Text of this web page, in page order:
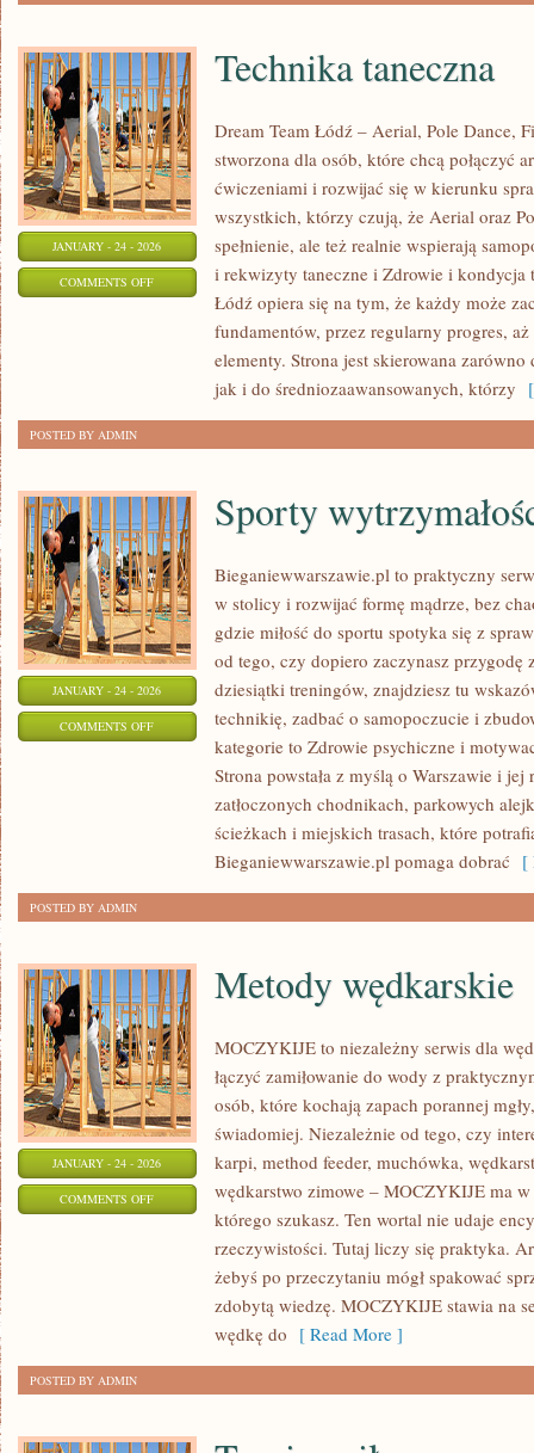
JANUARY - 24 - 2026
COMMENTS OFFON
TANECZNA
Technika taneczna
Dream Team Łódź – Aerial, Pole Dance,
stworzona dla osób, które chcą połączyć
ćwiczeniami i rozwijać się w kierunku
wszystkich, którzy czują, że Aerial oraz
spełnienie, ale też realnie wspierają
i rekwizyty taneczne i Zdrowie i kondycja
Łódź opiera się na tym, że każdy może
fundamentów, przez regularny progres,
elementy. Strona jest skierowana
jak i do średniozaawansowanych, którzy
POSTED BY ADMIN
JANUARY - 24 - 2026
COMMENTS OFFON
WYTRZYMAŁOŚCIOWE
Sporty
Bieganiewwarszawie.pl to praktyczny
w stolicy i rozwijać formę mądrze, bez
gdzie miłość do sportu spotyka się z
od tego, czy dopiero zaczynasz przygodę
dziesiątki treningów, znajdziesz tu
technikię, zadbać o samopoczucie i
kategorie to Zdrowie psychiczne i
Strona powstała z myślą o Warszawie i
zatłoczonych chodnikach, parkowych
ścieżkach i miejskich trasach, które
Bieganiewwarszawie.pl pomaga dobrać [
POSTED BY ADMIN
JANUARY - 24 - 2026
COMMENTS OFFON
WĘDKARSKIE
Metody wędkarskie
MOCZYKIJE to niezależny serwis dla
łączyć zamiłowanie do wody z
osób, które kochają zapach porannej
świadomiej. Niezależnie od tego, czy
karpi, method feeder, muchówka,
wędkarstwo zimowe – MOCZYKIJE ma
którego szukasz. Ten wortal nie udaje
rzeczywistości. Tutaj liczy się praktyka.
żebyś po przeczytaniu mógł spakować
zdobytą wiedzę. MOCZYKIJE stawia na
wędkę do [ Read More ]
POSTED BY ADMIN